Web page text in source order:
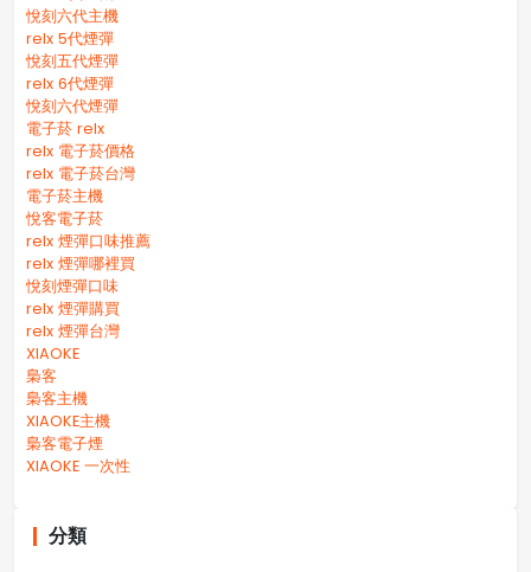
悅刻六代主機
relx 5代煙彈
悅刻五代煙彈
relx 6代煙彈
悅刻六代煙彈
電子菸 relx
relx 電子菸價格
relx 電子菸台灣
電子菸主機
悅客電子菸
relx 煙彈口味推薦
relx 煙彈哪裡買
悅刻煙彈口味
relx 煙彈購買
relx 煙彈台灣
XIAOKE
梟客
梟客主機
XIAOKE主機
梟客電子煙
XIAOKE 一次性
分類